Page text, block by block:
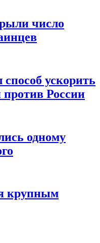
число
ускорить
России
одному
крупным